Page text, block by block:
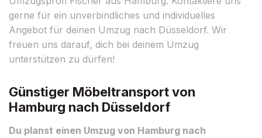
gerne für ein unverbindliches und individuelles
Angebot für deinen Umzug nach Düsseldorf. Wir
freuen uns darauf, dich bei deinem Umzug
unterstützen zu dürfen!
Günstiger Möbeltransport von
Hamburg nach Düsseldorf
Du planst einen Umzug von Hamburg nach